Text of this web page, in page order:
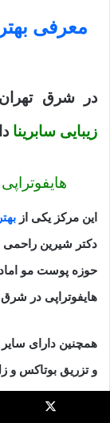
معرفی
در شرق
زیبایی سابرینا
این مرکز یکی از
حوزه پوست مو
هایفوتراپی در
همچنین دارای
و تزریق بوتاکس و